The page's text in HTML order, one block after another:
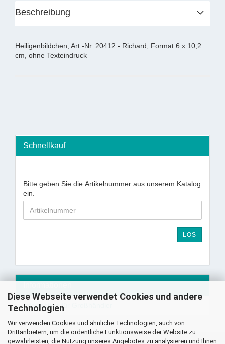
Diese Webseite verwendet Cookies und andere
Technologien
Wir verwenden Cookies und ähnliche Technologien, auch von
Drittanbietern, um die ordentliche Funktionsweise der Website zu
gewährleisten, die Nutzung unseres Angebotes zu analysieren und Ihnen
Beschreibung
Heiligenbildchen, Art.-Nr. 20412 - Richard, Format 6 x 10,2
cm, ohne Texteindruck
Schnellkauf
Bitte geben Sie die Artikelnummer aus unserem Katalog
ein.
LOS
Information für Großhändler